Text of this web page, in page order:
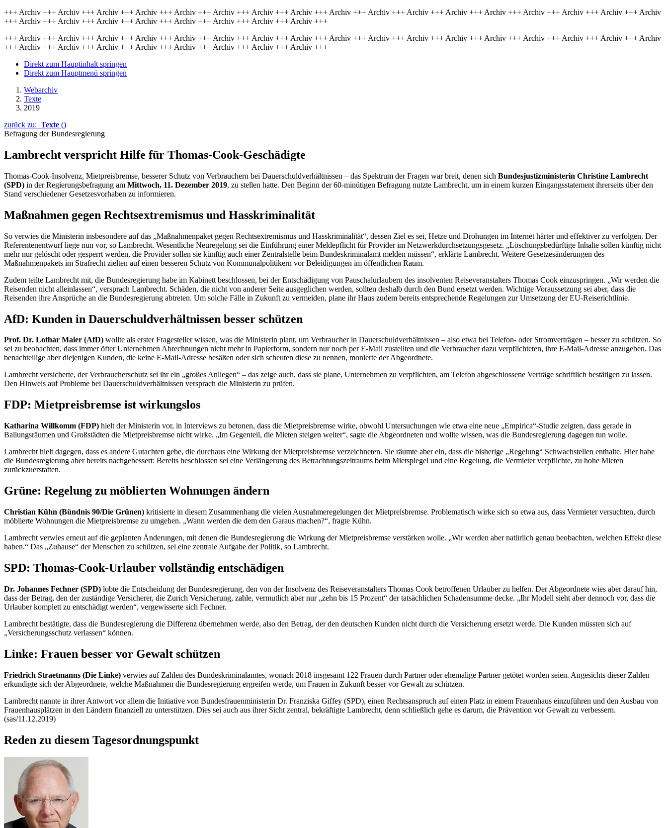
+++ Archiv +++ Archiv +++ Archiv +++ Archiv +++ Archiv +++ Archiv +++ Archiv +++ Archiv +++ Archiv +++ Archiv +++ Archiv +++ Archiv +++ Archiv +++ Archiv +++ Archiv +++ Archiv +++ Archiv
+++ Archiv +++ Archiv +++ Archiv +++ Archiv +++ Archiv +++ Archiv +++ Archiv +++ Archiv +++
+++ Archiv +++ Archiv +++ Archiv +++ Archiv +++ Archiv +++ Archiv +++ Archiv +++ Archiv +++ Archiv +++ Archiv +++ Archiv +++ Archiv +++ Archiv +++ Archiv +++ Archiv +++ Archiv +++ Archiv
+++ Archiv +++ Archiv +++ Archiv +++ Archiv +++ Archiv +++ Archiv +++ Archiv +++ Archiv +++
Direkt zum Hauptinhalt springen
Direkt zum Hauptmenü springen
Webarchiv
Texte
2019
zurück zu: Texte ()
Befragung der Bundesregierung
Lambrecht verspricht Hilfe für Thomas-Cook-Geschädigte
Thomas-Cook-Insolvenz, Mietpreisbremse, besserer Schutz von Verbrauchern bei Dauerschuldverhältnissen – das Spektrum der Fragen war breit, denen sich Bundesjustizministerin Christine Lambrecht
(SPD) in der Regierungsbefragung am Mittwoch, 11. Dezember 2019, zu stellen hatte. Den Beginn der 60-minütigen Befragung nutzte Lambrecht, um in einem kurzen Eingangsstatement ihrerseits über den
Stand verschiedener Gesetzesvorhaben zu informieren.
Maßnahmen gegen Rechtsextremismus und Hasskriminalität
So verwies die Ministerin insbesondere auf das „Maßnahmenpaket gegen Rechtsextremismus und Hasskriminalität“, dessen Ziel es sei, Hetze und Drohungen im Internet härter und effektiver zu verfolgen. Der
Referentenentwurf liege nun vor, so Lambrecht. Wesentliche Neuregelung sei die Einführung einer Meldepflicht fürProviderim Netzwerkdurchsetzungsgesetz. „Löschungsbedürftige Inhalte sollen künftig nicht
mehr nur gelöscht oder gesperrt werden, die Providersollen sie künftig auch einer Zentralstelle beim Bundeskriminalamt melden müssen“, erklärte Lambrecht. Weitere Gesetzesänderungen des
Maßnahmenpakets im Strafrecht zielten auf einen besseren Schutz von Kommunalpolitikern vor Beleidigungen im öffentlichen Raum.
Zudem teilte Lambrecht mit, die Bundesregierung habe im Kabinett beschlossen, bei der Entschädigung von Pauschalurlaubern des insolventen Reiseveranstalters Thomas Cook einzuspringen. „Wir werden die
Reisenden nicht alleinlassen“, versprach Lambrecht. Schäden, die nicht von anderer Seite ausgeglichen werden, sollten deshalb durch den Bund ersetzt werden. Wichtige Voraussetzung sei aber, dass die
Reisenden ihre Ansprüche an die Bundesregierung abtreten. Um solche Fälle in Zukunft zu vermeiden, plane ihr Haus zudem bereits entsprechende Regelungen zur Umsetzung der EU-Reiserichtlinie.
AfD: Kunden in Dauerschuldverhältnissen besser schützen
Prof. Dr. Lothar Maier (AfD) wollte als erster Fragesteller wissen, was die Ministerin plant, um Verbraucher in Dauerschuldverhältnissen – also etwa bei Telefon- oder Stromverträgen – besser zu schützen. So
sei zu beobachten, dass immer öfter Unternehmen Abrechnungen nicht mehr in Papierform, sondern nur noch perE-Mail zustellten und die Verbraucher dazu verpflichteten, ihre E-Mail-Adresse anzugeben. Das
benachteilige aber diejenigen Kunden, die keine E-Mail-Adresse besäßen oder sich scheuten diese zu nennen, monierte der Abgeordnete.
Lambrecht versicherte, der Verbraucherschutz sei ihr ein „großes Anliegen“ – das zeige auch, dass sie plane, Unternehmen zu verpflichten, am Telefon abgeschlossene Verträge schriftlich bestätigen zu lassen.
Den Hinweis auf Probleme bei Dauerschuldverhältnissen versprach die Ministerin zu prüfen.
FDP: Mietpreisbremse ist wirkungslos
Katharina Willkomm (FDP) hielt der Ministerin vor, in Interviews zu betonen, dass die Mietpreisbremse wirke, obwohl Untersuchungen wie etwa eine neue „Empirica“-Studie zeigten, dass gerade in
Ballungsräumen und Großstädten die Mietpreisbremse nicht wirke. „Im Gegenteil, die Mieten steigen weiter“, sagte die Abgeordneten und wollte wissen, was die Bundesregierung dagegen tun wolle.
Lambrecht hielt dagegen, dass es andere Gutachten gebe, die durchaus eine Wirkung der Mietpreisbremse verzeichneten. Sie räumte aber ein, dass die bisherige „Regelung“ Schwachstellen enthalte. Hier habe
die Bundesregierung aber bereits nachgebessert: Bereits beschlossen sei eine Verlängerung des Betrachtungszeitraums beim Mietspiegel und eine Regelung, die Vermieter verpflichte, zu hohe Mieten
zurückzuerstatten.
Grüne: Regelung zu möblierten Wohnungen ändern
Christian Kühn (Bündnis 90/Die Grünen) kritisierte in diesem Zusammenhang die vielen Ausnahmeregelungen der Mietpreisbremse. Problematisch wirke sich so etwa aus, dass Vermieter versuchten, durch
möblierte Wohnungen die Mietpreisbremse zu umgehen. „Wann werden die dem den Garaus machen?“, fragte Kühn.
Lambrecht verwies erneut auf die geplanten Änderungen, mit denen die Bundesregierung die Wirkung der Mietpreisbremse verstärken wolle. „Wir werden aber natürlich genau beobachten, welchen Effekt diese
haben.“ Das „Zuhause“ der Menschen zu schützen, sei eine zentrale Aufgabe der Politik, so Lambrecht.
SPD: Thomas-Cook-Urlauber vollständig entschädigen
Dr. Johannes Fechner (SPD) lobte die Entscheidung der Bundesregierung, den von der Insolvenz des Reiseveranstalters Thomas Cook betroffenen Urlauber zu helfen. Der Abgeordnete wies aber darauf hin,
dass der Betrag, den der zuständige Versicherer, die Zurich Versicherung, zahle, vermutlich aber nur „zehn bis 15 Prozent“ der tatsächlichen Schadensumme decke. „Ihr Modell sieht aber dennoch vor, dass die
Urlauber komplett zu entschädigt werden“, vergewisserte sich Fechner.
Lambrecht bestätigte, dass die Bundesregierung die Differenz übernehmen werde, also den Betrag, der den deutschen Kunden nicht durch die Versicherung ersetzt werde. Die Kunden müssten sich auf
„Versicherungsschutz verlassen“ können.
Linke: Frauen besser vor Gewalt schützen
Friedrich Straetmanns (Die Linke) verwies auf Zahlen des Bundeskriminalamtes, wonach 2018 insgesamt 122 Frauen durch Partner oder ehemalige Partner getötet worden seien. Angesichts dieser Zahlen
erkundigte sich der Abgeordnete, welche Maßnahmen die Bundesregierung ergreifen werde, um Frauen in Zukunft besser vor Gewalt zu schützen.
Lambrecht nannte in ihrer Antwort vor allem die Initiative von Bundesfrauenministerin Dr. Franziska Giffey (SPD), einen Rechtsanspruch auf einen Platz in einem Frauenhaus einzuführen und den Ausbau von
Frauenhausplätzen in den Ländern finanziell zu unterstützen. Dies sei auch aus ihrer Sicht zentral, bekräftigte Lambrecht, denn schließlich gehe es darum, die Prävention vor Gewalt zu verbessern.
(sas/11.12.2019)
Reden zu diesem Tagesordnungspunkt